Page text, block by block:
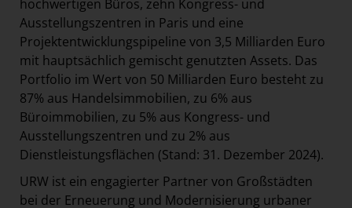
hochwertigen Büros, zehn Kongress- und
Ausstellungszentren in Paris und eine
Projektentwicklungspipeline von 3,5 Milliarden Euro
mit hauptsächlich gemischt genutzten Assets. Das
Portfolio im Wert von 50 Milliarden Euro besteht zu
87% aus Handelsimmobilien, zu 6% aus
Büroimmobilien, zu 5% aus Kongress- und
Ausstellungszentren und zu 2% aus
Dienstleistungsflächen (Stand: 31. Dezember 2024).
URW ist ein engagierter Partner von Großstädten
bei der Erneuerung und Modernisierung urbaner